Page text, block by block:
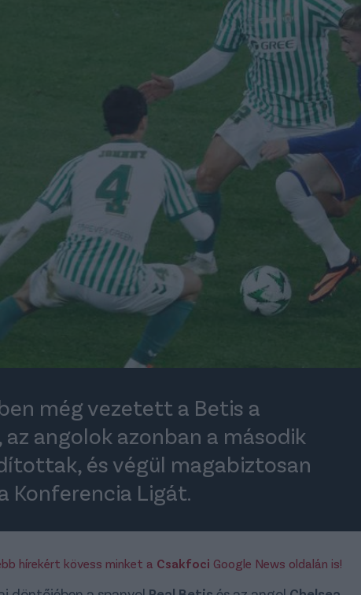
még vezetett a Betis a
az angolok azonban a második
és végül magabiztosan
Konferencia Ligát.
hírekért kövess minket a Csakfoci Google News oldalán is!